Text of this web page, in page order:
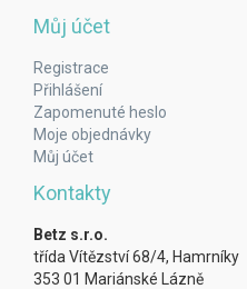
Můj účet
Registrace
Přihlášení
Zapomenuté heslo
Moje objednávky
Můj účet
Kontakty
Betz s.r.o.
třída Vítězství 68/4, Hamrníky
353 01 Mariánské Lázně